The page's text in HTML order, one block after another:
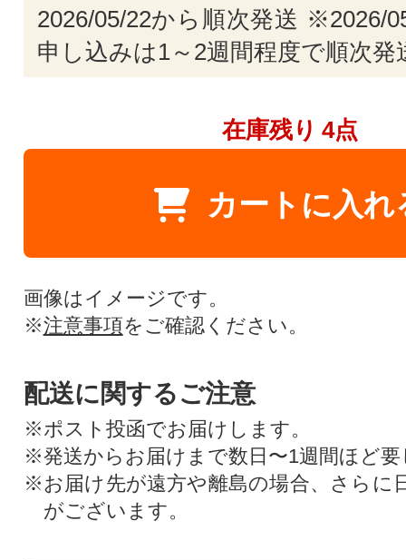
2026/05/22から順次発送 ※2026/
申し込みは1～2週間程度で順次発
在庫残り 4点
カートに入れ
画像はイメージです。
※注意事項をご確認ください。
配送に関するご注意
※ポスト投函でお届けします。
※発送からお届けまで数日〜1週間ほど要
※お届け先が遠方や離島の場合、さらに
がございます。